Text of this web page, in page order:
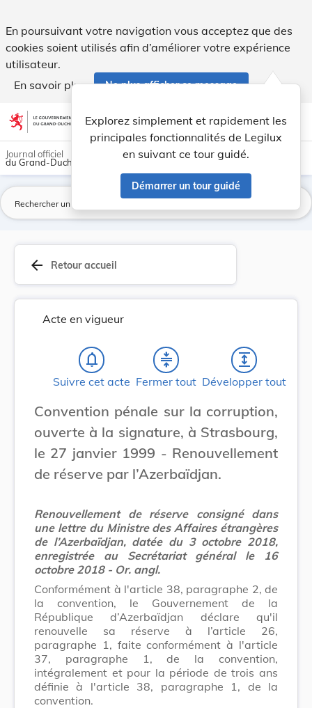
En poursuivant votre navigation vous acceptez que des
cookies soient utilisés afin d’améliorer votre expérience
utilisateur.
En savoir plus
Ne plus afficher ce message
Aller au contenu account_circle help Aide
Explorez simplement et rapidement les
principales fonctionnalités de Legilux
en suivant ce tour guidé.
Démarrer un tour guidé
light_mode dark_mode
Journal officiel
du Grand-Duché de Luxembourg
arrow_back Retour accueil
Acte en vigueur
notifications_none
Suivre cet acte
compress
Fermer tout
expand
Développer tout
Convention pénale sur la corruption,
ouverte à la signature, à Strasbourg,
le 27 janvier 1999 - Renouvellement
de réserve par l’Azerbaïdjan.
Renouvellement de réserve consigné dans
une lettre du Ministre des Affaires étrangères
de l’Azerbaïdjan, datée du 3 octobre 2018,
enregistrée au Secrétariat général le 16
octobre 2018 - Or. angl.
Conformément à l'article 38, paragraphe 2, de
la convention, le Gouvernement de la
République d’Azerbaïdjan déclare qu'il
renouvelle sa réserve à l’article 26,
paragraphe 1, faite conformément à l'article
37, paragraphe 1, de la convention,
intégralement et pour la période de trois ans
définie à l'article 38, paragraphe 1, de la
convention.